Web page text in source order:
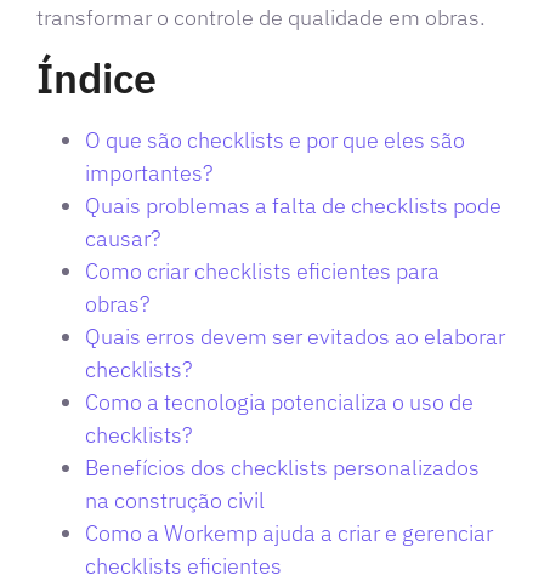
transformar o controle de qualidade em obras.
Índice
O que são checklists e por que eles são
importantes?
Quais problemas a falta de checklists pode
causar?
Como criar checklists eficientes para
obras?
Quais erros devem ser evitados ao elaborar
checklists?
Como a tecnologia potencializa o uso de
checklists?
Benefícios dos checklists personalizados
na construção civil
Como a Workemp ajuda a criar e gerenciar
checklists eficientes